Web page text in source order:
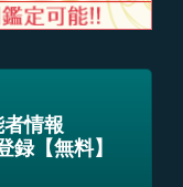
者情報
録【無料】